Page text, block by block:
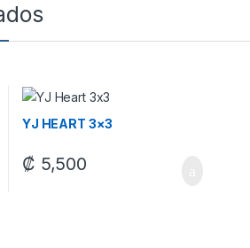
YJ HEART 3×3
₡ 5,500